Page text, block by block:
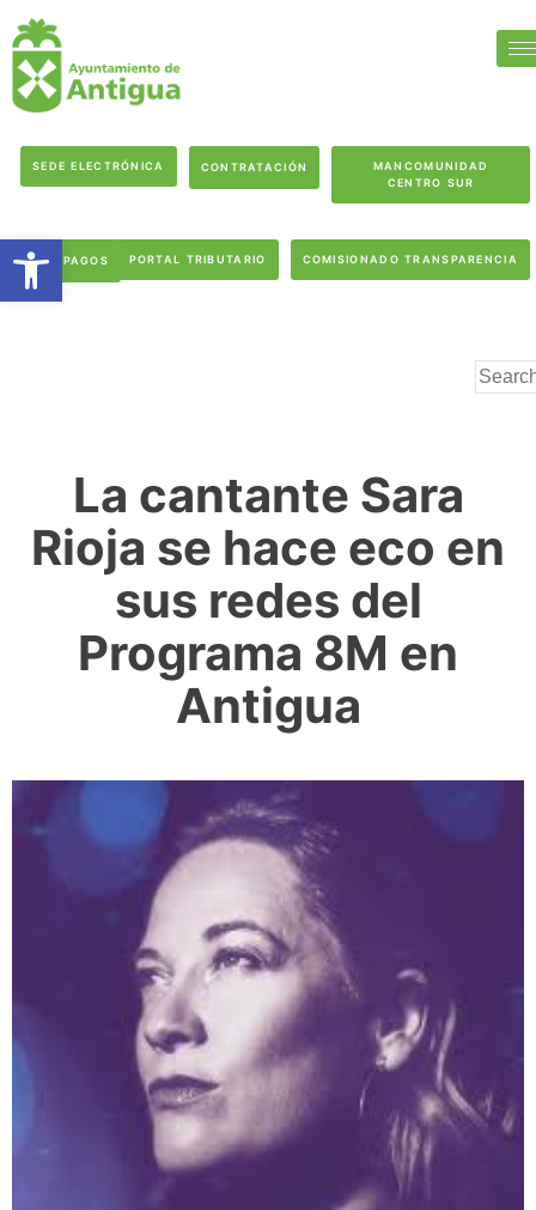
SEDE ELECTRÓNICA CONTRATACIÓN
MANCOMUNIDAD
CENTRO SUR
PAGOS PORTAL TRIBUTARIO COMISIONADO TRANSPARENCIA
La cantante Sara
Rioja se hace eco en
sus redes del
Programa 8M en
Antigua
Abrir barra de herramientas